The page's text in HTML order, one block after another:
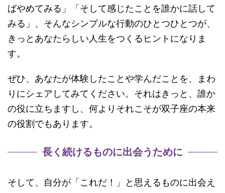
ばやめてみる」「そして感じたことを誰かに話して
みる」、そんなシンプルな行動のひとつひとつが、
きっとあなたらしい人生をつくるヒントになりま
す。
ぜひ、あなたが体験したことや学んだことを、まわ
りにシェアしてみてください。それはきっと、誰か
の役に立ちますし、何よりそれこそが双子座の本来
の役割でもあります。
長く続けるものに出会うために
そして、自分が「これだ！」と思えるものに出会え